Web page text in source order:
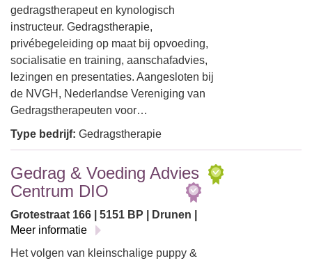
gedragstherapeut en kynologisch
instructeur. Gedragstherapie,
privébegeleiding op maat bij opvoeding,
socialisatie en training, aanschafadvies,
lezingen en presentaties. Aangesloten bij
de NVGH, Nederlandse Vereniging van
Gedragstherapeuten voor…
Type bedrijf: Gedragstherapie
Gedrag & Voeding Advies
Centrum DIO
Grotestraat 166 | 5151 BP | Drunen |
Meer informatie
Het volgen van kleinschalige puppy &